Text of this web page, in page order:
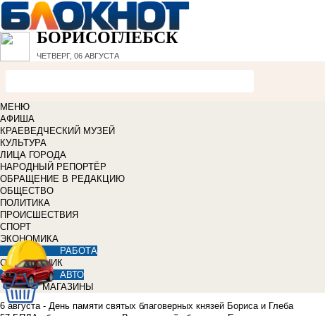
БОРИСОГЛЕБСК
ЧЕТВЕРГ, 06 АВГУСТА
МЕНЮ
АФИША
КРАЕВЕДЧЕСКИЙ МУЗЕЙ
КУЛЬТУРА
ЛИЦА ГОРОДА
НАРОДНЫЙ РЕПОРТЁР
ОБРАЩЕНИЕ В РЕДАКЦИЮ
ОБЩЕСТВО
ПОЛИТИКА
ПРОИСШЕСТВИЯ
СПОРТ
ЭКОНОМИКА
РАБОТА
СПРАВОЧНИК
АВТО
МАГАЗИНЫ
6 августа - День памяти святых благоверных князей Бориса и Глеба